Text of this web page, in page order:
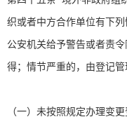
织或者中方合作单位有下
公安机关给予警告或者责
得；情节严重的，由登记
（一）未按照规定办理变